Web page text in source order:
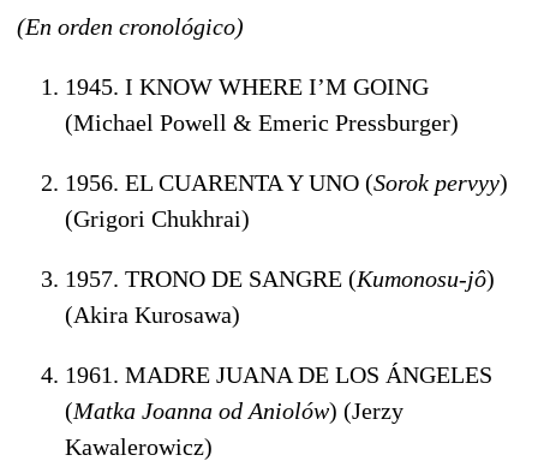
(En orden cronológico)
1945. I KNOW WHERE I’M GOING
(Michael Powell & Emeric Pressburger)
1956. EL CUARENTA Y UNO (Sorok pervyy)
(Grigori Chukhrai)
1957. TRONO DE SANGRE (Kumonosu-jô)
(Akira Kurosawa)
1961. MADRE JUANA DE LOS ÁNGELES
(Matka Joanna od Aniolów) (Jerzy
Kawalerowicz)